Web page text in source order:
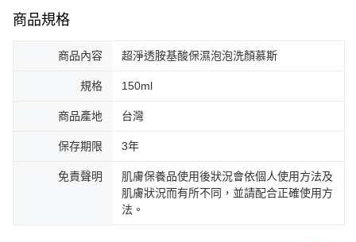
商品規格
商品內容 超淨透胺基酸保濕泡泡洗顏慕斯
規格 150ml
商品產地 台灣
保存期限 3年
免責聲明
肌膚保養品使用後狀況會依個人使用方法及
肌膚狀況而有所不同，並請配合正確使用方
法。